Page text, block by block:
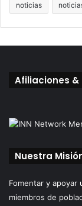
noticias
Afiliaciones
Nuestra
Fomentar y apoyar
miembros de